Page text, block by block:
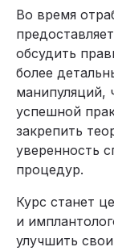
Во время
обсудить
более
манипуляций,
успешной
закрепить
уверенность
процедур.
Курс станет
и
улучшить